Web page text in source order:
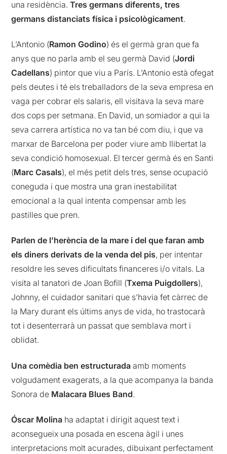
una residència.Tres germans diferents, tres
germans distanciats física i psicològicament.
L’Antonio (Ramon Godino) és el germà gran que fa
anys que no parla amb el seu germà David (Jordi
Cadellans) pintor que viu a París. L’Antonio està ofegat
pels deutes i té els treballadors de la seva empresa en
vaga per cobrar els salaris, ell visitava la seva mare
dos cops per setmana. En David, un somiador a qui la
seva carrera artística no va tan bé com diu, i que va
marxar de Barcelona per poder viure amb llibertat la
seva condició homosexual. El tercer germà és en Santi
(Marc Casals), el més petit dels tres, sense ocupació
coneguda i que mostra una gran inestabilitat
emocional a la qual intenta compensar amb les
pastilles que pren.
Parlen de l’herència de la mare i del que faran amb
els diners derivats de la venda del pis, per intentar
resoldre les seves dificultats financeres i/o vitals. La
visita al tanatori de Joan Bofill (Txema Puigdollers),
Johnny, el cuidador sanitari que s’havia fet càrrec de
la Mary durant els últims anys de vida, ho trastocarà
tot i desenterrarà un passat que semblava mort i
oblidat.
Una comèdia ben estructurada amb moments
volgudament exagerats, a la que acompanya la banda
Sonora de Malacara Blues Band.
Óscar Molina ha adaptat i dirigit aquest text i
aconsegueix una posada en escena àgil i unes
interpretacions molt acurades, dibuixant perfectament